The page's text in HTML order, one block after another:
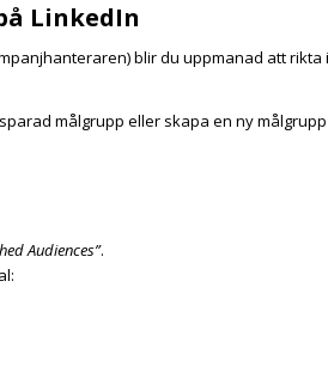
LinkedIn
blir du uppmanad att rikta
målgrupp eller skapa en ny
Audiences”.